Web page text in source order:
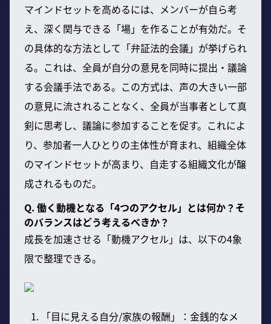
マインドセットを高めるには、メンバーが自ら考
え、深く関与できる「場」を作ることが有効だ。そ
の具体的な方法として「弁証法的会議」が挙げられ
る。これは、全員が自分の意見を同時に提出・議論
する会議手法である。この方式は、声の大きい一部
の意見に流されることなく、全員が当事者として真
剣に思考し、議論に参加することを促す。これによ
り、参加者一人ひとりの主体性が育まれ、組織全体
のマインドセットが高まり、自走する組織文化が醸
成されるものだ。
Q. 働く動機となる「4つのアクセル」とは何か？そ
のバランスはどう考えるべきか？
成長を加速させる「動機アクセル」は、以下の4象
限で整理できる。
「目に見える自分/家族の報酬」：金銭的なメ